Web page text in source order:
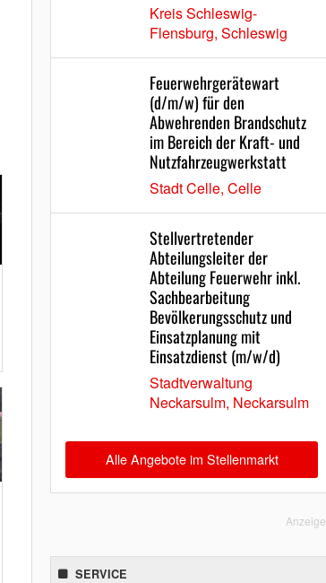
Kreis Schleswig-
Flensburg, Schleswig
Feuerwehrgerätewart
(d/m/w) für den
Abwehrenden Brandschutz
im Bereich der Kraft- und
Nutzfahrzeugwerkstatt
Stadt Celle, Celle
Stellvertretender
Abteilungsleiter der
Abteilung Feuerwehr inkl.
Sachbearbeitung
Bevölkerungsschutz und
Einsatzplanung mit
Einsatzdienst (m/w/d)
Stadtverwaltung
Neckarsulm, Neckarsulm
Alle Angebote im Stellenmarkt
Anzeige
SERVICE